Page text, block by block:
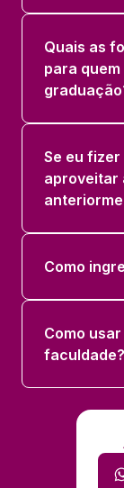
Quais as
para
Se eu
aproveitar
Como
Como
faculdade?